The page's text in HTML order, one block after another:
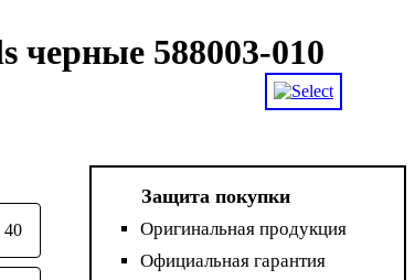
черные 588003-010
40
Защита покупки
Оригинальная продукция
Официальная гарантия